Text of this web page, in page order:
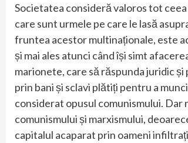
Societatea consideră valoros tot
care sunt urmele pe care le lasă
fruntea acestor multinaționale, este
și mai ales atunci când își simt
marionete, care să răspunda juridic
prin bani și sclavi plătiți pentru a
considerat opusul comunismului. Dar
comunismului și marxismului,
capitalul acaparat prin oameni